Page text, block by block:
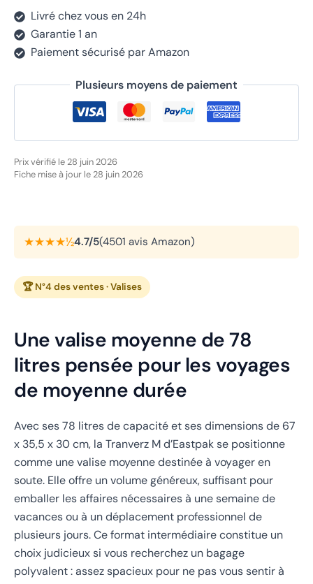
Livré chez vous en 24h
Garantie 1 an
Paiement sécurisé par Amazon
Plusieurs moyens de paiement
Prix vérifié le 28 juin 2026
Fiche mise à jour le 28 juin 2026
★★★★½4.7/5(4501 avis Amazon)
🏆 N°4 des ventes · Valises
Une valise moyenne de 78
litres pensée pour les voyages
de moyenne durée
Avec ses 78 litres de capacité et ses dimensions de 67
x 35,5 x 30 cm, la Tranverz M d’Eastpak se positionne
comme une valise moyenne destinée à voyager en
soute. Elle offre un volume généreux, suffisant pour
emballer les affaires nécessaires à une semaine de
vacances ou à un déplacement professionnel de
plusieurs jours. Ce format intermédiaire constitue un
choix judicieux si vous recherchez un bagage
polyvalent : assez spacieux pour ne pas vous sentir à